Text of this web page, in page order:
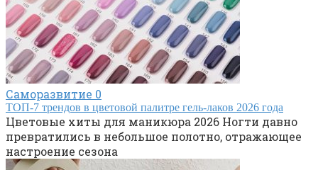
Саморазвитие 0
ТОП-7 трендов в цветовой палитре гель-лаков 2026 года
Цветовые хиты для маникюра 2026 Ногти давно
превратились в небольшое полотно, отражающее
настроение сезона